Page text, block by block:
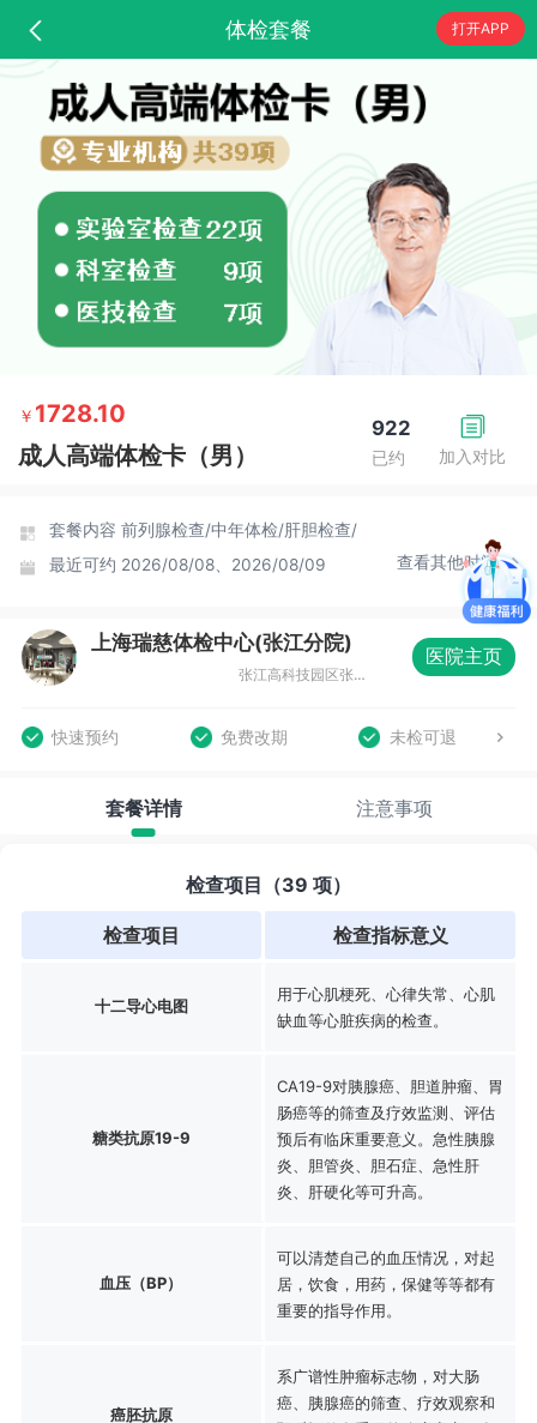
体检套餐 打开APP
加入对比
922
已约
￥ 1728.10
成人高端体检卡（男）
套餐内容 前列腺检查/中年体检/肝胆检查/
最近可约 2026/08/08、2026/08/09 查看其他时间
上海瑞慈体检中心(张江分院)
张江高科技园区张东路1388号15号楼
医院主页
快速预约 免费改期 未检可退
套餐详情 注意事项
检查项目（39 项）
检查项目 检查指标意义
十二导心电图
用于心肌梗死、心律失常、心肌
缺血等心脏疾病的检查。
糖类抗原19-9
CA19-9对胰腺癌、胆道肿瘤、胃
肠癌等的筛查及疗效监测、评估
预后有临床重要意义。急性胰腺
炎、胆管炎、胆石症、急性肝
炎、肝硬化等可升高。
血压（BP）
可以清楚自己的血压情况，对起
居，饮食，用药，保健等等都有
重要的指导作用。
癌胚抗原
系广谱性肿瘤标志物，对大肠
癌、胰腺癌的筛查、疗效观察和